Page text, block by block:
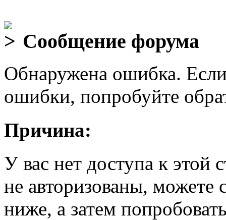
Сообщение форума
Обнаружена ошибка.
ошибки, попробуйте
Причина:
У вас нет доступа к
не авторизованы, можете
ниже, а затем